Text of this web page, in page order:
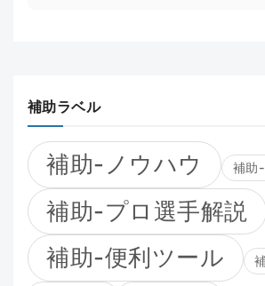
補助ラベル
補助-ノウハウ 補助
補助-プロ選手解説
補助-便利ツール